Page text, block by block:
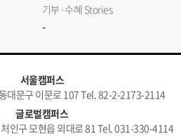
기부·수혜 Stories
-
서울캠퍼스
대문구 이문로 107 Tel. 82-2-2173-2114
글로벌캠퍼스
인구 모현읍 외대로 81 Tel. 031-330-4114